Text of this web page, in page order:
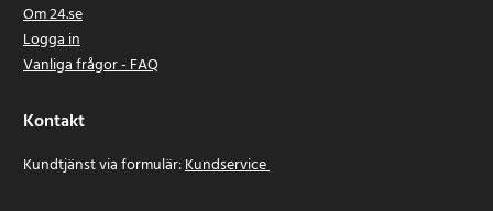
Om 24.se
Logga in
Vanliga frågor - FAQ
Kontakt
Kundtjänst via formulär:Kundservice